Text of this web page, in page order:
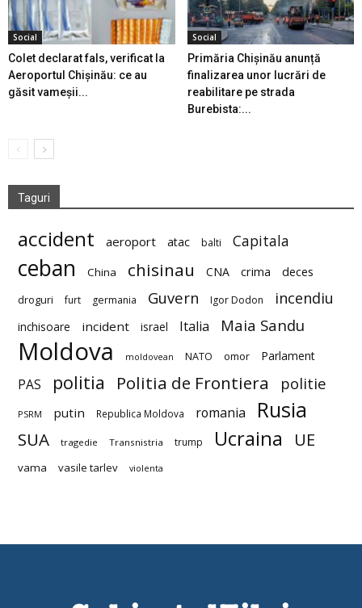
Social
Colet declarat fals, verificat la
Aeroportul Chișinău: ce au
găsit vameșii...
Social
Primăria Chișinău anunță
finalizarea unor lucrări de
reabilitare pe strada
Burebista:...
Taguri
accident aeroport atac balti Capitala
ceban China chisinau CNA crima deces
droguri furt germania Guvern Igor Dodon incendiu
inchisoare incident israel Italia Maia Sandu
Moldova moldovean NATO omor Parlament
PAS politia Politia de Frontiera politie
PSRM putin Republica Moldova romania Rusia
SUA tragedie Transnistria trump Ucraina UE
vama vasile tarlev violenta